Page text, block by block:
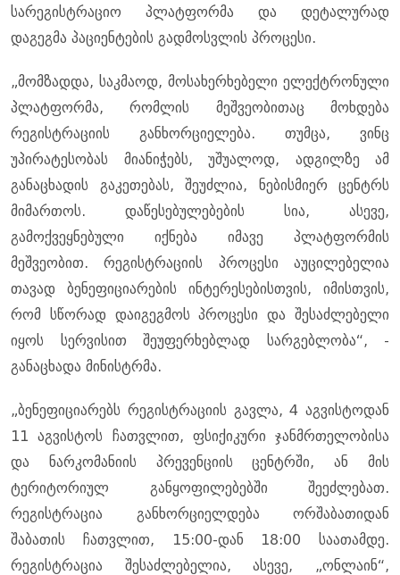
სარეგისტრაციო პლატფორმა და დეტალურად
დაგეგმა პაციენტების გადმოსვლის პროცესი.
„მომზადდა, საკმაოდ, მოსახერხებელი ელექტრონული
პლატფორმა, რომლის მეშვეობითაც მოხდება
რეგისტრაციის განხორციელება. თუმცა, ვინც
უპირატესობას მიანიჭებს, უშუალოდ, ადგილზე ამ
განაცხადის გაკეთებას, შეუძლია, ნებისმიერ ცენტრს
მიმართოს. დაწესებულებების სია, ასევე,
გამოქვეყნებული იქნება იმავე პლატფორმის
მეშვეობით. რეგისტრაციის პროცესი აუცილებელია
თავად ბენეფიციარების ინტერესებისთვის, იმისთვის,
რომ სწორად დაიგეგმოს პროცესი და შესაძლებელი
იყოს სერვისით შეუფერხებლად სარგებლობა“, -
განაცხადა მინისტრმა.
„ბენეფიციარებს რეგისტრაციის გავლა, 4 აგვისტოდან
11 აგვისტოს ჩათვლით, ფსიქიკური ჯანმრთელობისა
და ნარკომანიის პრევენციის ცენტრში, ან მის
ტერიტორიულ განყოფილებებში შეეძლებათ.
რეგისტრაცია განხორციელდება ორშაბათიდან
შაბათის ჩათვლით, 15:00-დან 18:00 საათამდე.
რეგისტრაცია შესაძლებელია, ასევე, „ონლაინ“,